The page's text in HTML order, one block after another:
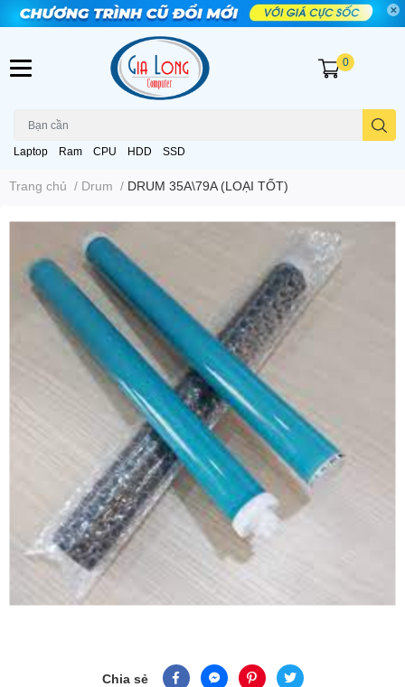
Laptop Ram CPU HDD SSD
0
Trang chủ / Drum / DRUM 35A\79A (LOẠI TỐT)
Chia sẻ